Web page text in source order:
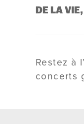
DE LA
Restez à
concerts